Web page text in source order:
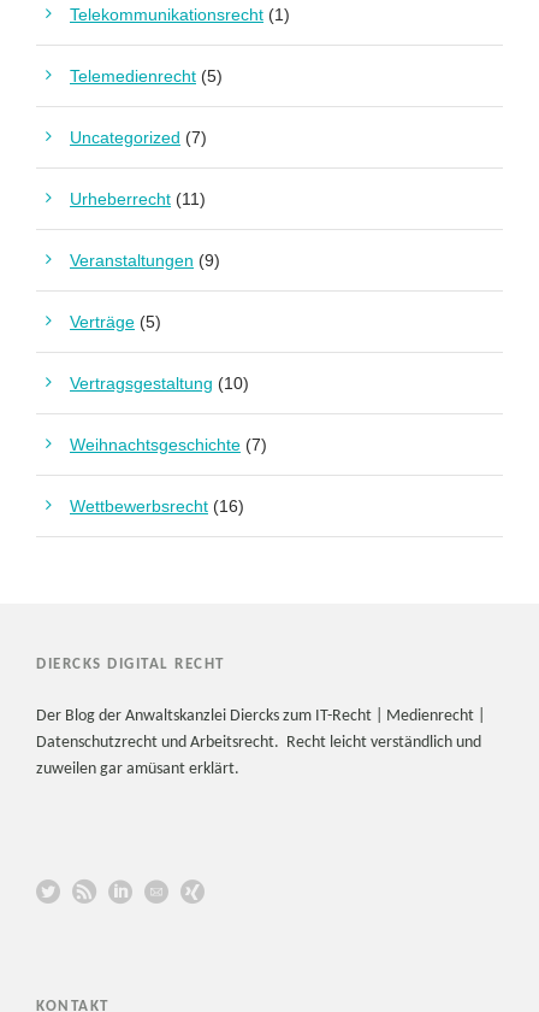
Telekommunikationsrecht (1)
Telemedienrecht (5)
Uncategorized (7)
Urheberrecht (11)
Veranstaltungen (9)
Verträge (5)
Vertragsgestaltung (10)
Weihnachtsgeschichte (7)
Wettbewerbsrecht (16)
DIERCKS DIGITAL RECHT
Der Blog der Anwaltskanzlei Diercks zum IT-Recht | Medienrecht |
Datenschutzrecht und Arbeitsrecht. Recht leicht verständlich und
zuweilen gar amüsant erklärt.
KONTAKT